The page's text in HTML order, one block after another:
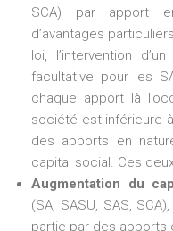
SCA) par apport
d’avantages
loi, l’intervention
facultative pour les
chaque apport là
société est inférieure
des apports en
capital social. Ces
Augmentation du
(SA, SASU, SAS,
partie par des apports